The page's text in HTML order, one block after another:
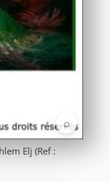
⌕
Elj (Ref :